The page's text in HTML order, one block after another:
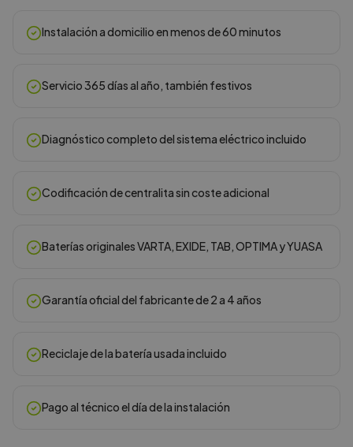
Instalación a domicilio en menos de 60 minutos
Servicio 365 días al año, también festivos
Diagnóstico completo del sistema eléctrico incluido
Codificación de centralita sin coste adicional
Baterías originales VARTA, EXIDE, TAB, OPTIMA y YUASA
Garantía oficial del fabricante de 2 a 4 años
Reciclaje de la batería usada incluido
Pago al técnico el día de la instalación